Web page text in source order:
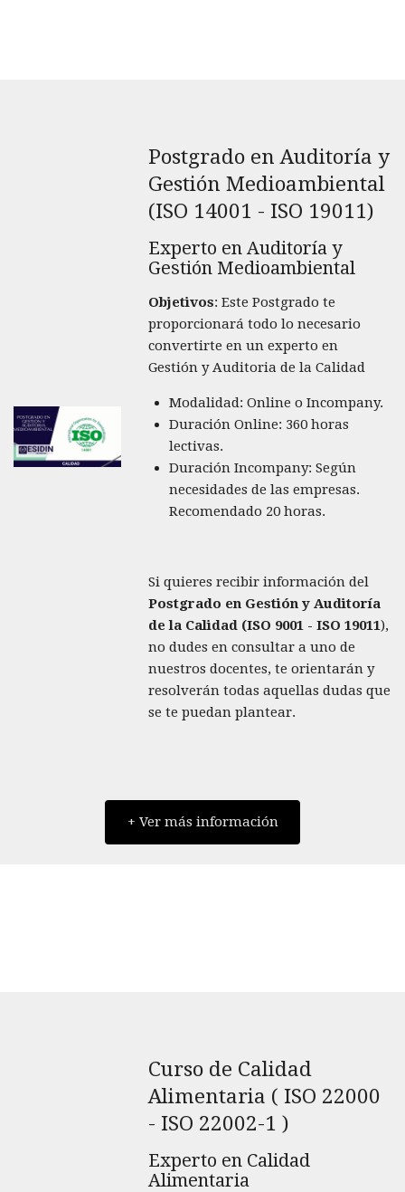
Postgrado en Auditoría y
Gestión Medioambiental
(ISO 14001 - ISO 19011)
Experto en Auditoría y
Gestión Medioambiental
Objetivos: Este Postgrado te
proporcionará todo lo necesario
convertirte en un experto en
Gestión y Auditoria de la Calidad
Modalidad: Online o Incompany.
Duración Online: 360 horas
lectivas.
Duración Incompany: Según
necesidades de las empresas.
Recomendado 20 horas.
Si quieres recibir información del
Postgrado en Gestión y Auditoría
de la Calidad (ISO 9001 - ISO 19011),
no dudes en consultar a uno de
nuestros docentes, te orientarán y
resolverán todas aquellas dudas que
se te puedan plantear.
+ Ver más información
Curso de Calidad
Alimentaria ( ISO 22000
- ISO 22002-1 )
Experto en Calidad
Alimentaria